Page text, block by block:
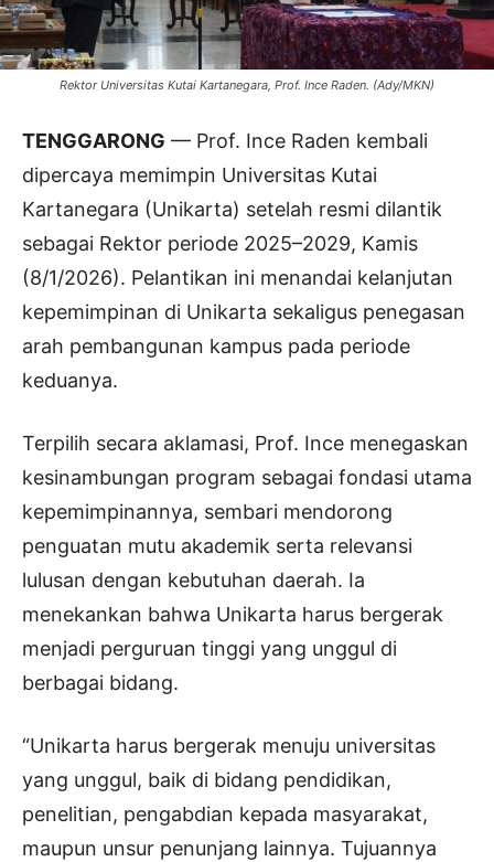
Rektor Universitas Kutai Kartanegara, Prof. Ince Raden. (Ady/MKN)
TENGGARONG — Prof. Ince Raden kembali
dipercaya memimpin Universitas Kutai
Kartanegara (Unikarta) setelah resmi dilantik
sebagai Rektor periode 2025–2029, Kamis
(8/1/2026). Pelantikan ini menandai kelanjutan
kepemimpinan di Unikarta sekaligus penegasan
arah pembangunan kampus pada periode
keduanya.
Terpilih secara aklamasi, Prof. Ince menegaskan
kesinambungan program sebagai fondasi utama
kepemimpinannya, sembari mendorong
penguatan mutu akademik serta relevansi
lulusan dengan kebutuhan daerah. Ia
menekankan bahwa Unikarta harus bergerak
menjadi perguruan tinggi yang unggul di
berbagai bidang.
“Unikarta harus bergerak menuju universitas
yang unggul, baik di bidang pendidikan,
penelitian, pengabdian kepada masyarakat,
maupun unsur penunjang lainnya. Tujuannya